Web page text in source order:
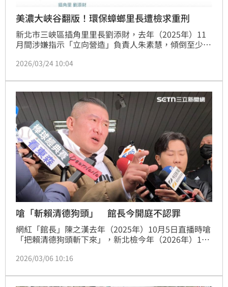
美濃大峽谷翻版！環保蟑螂里長遭檢求重刑
新北市三峽區插角里里長劉添財，去年（2025年）11
月間涉嫌指示「立向營造」負責人朱素慧，傾倒至少
4萬元紅包還整地協助，整起行為宛如「美濃大峽谷三
後，依《廢棄物清理法》及《刑法》竊佔等罪起訴劉添
財、朱素慧、王駿晟、林嵩乾及「立向公司」，並針對
劉添財等3人建請從重量刑。
2026/03/24 10:04
嗆「斬賴清德狗頭」 館長今開庭不認罪
網紅「館長」陳之漢去年（2025年）10月5日直播時嗆
「把賴清德狗頭斬下來」，新北檢今年（2026年）1月
嫌，依法提起公訴，新北地院今天（6日）早上首度開
告結束，館長否認所有犯行。
2026/03/06 10:16